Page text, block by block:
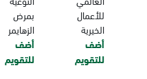
للأعمال
الخيرية
أضف
للتقويم
بمرض
الزهايمر
أضف
للتقويم